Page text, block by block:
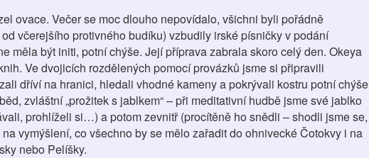
ovace. Večer se moc dlouho nepovídalo, všichni byli pořádně
včerejšího protivného budíku) vzbudily irské písničky v podání
měla být initi, potní chýše. Její příprava zabrala skoro celý den. Okeya
Ve dvojicích rozdělených pomocí provázků jsme si připravili
dříví na hranici, hledali vhodné kameny a pokrývali kostru potní chýše
zvláštní „prožitek s jablkem“ – při meditativní hudbě jsme své jablko
prohlíželi si…) a potom zevnitř (procítěně ho snědli – shodli jsme se,
vymýšlení, co všechno by se mělo zařadit do ohnivecké Čotokvy i na
nebo Pelíšky.